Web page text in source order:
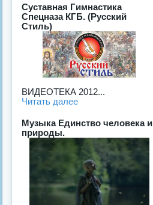
Суставная Гимнастика
Спецназа КГБ. (Русский
Стиль)
ВИДЕОТЕКА 2012...
Читать далее
Музыка Единство человека и
природы.